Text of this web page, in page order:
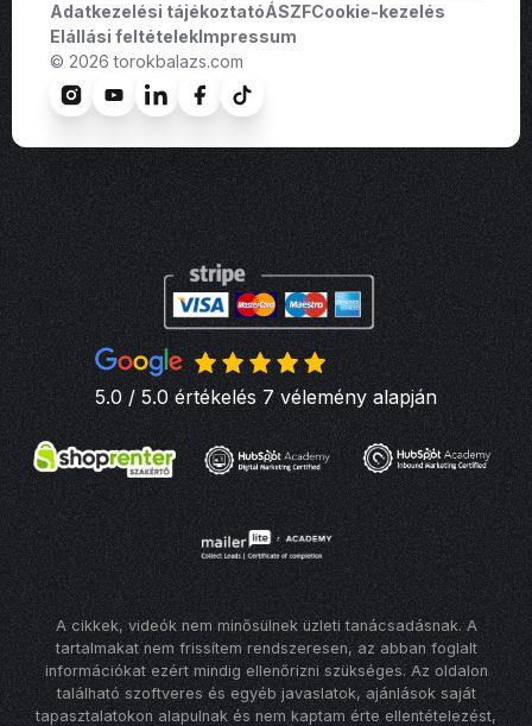
Adatkezelési tájékoztatóÁSZFCookie-kezelés
Elállási feltételek Impressum
© 2026 torokbalazs.com
5.0 / 5.0 értékelés 7 vélemény alapján
A cikkek, videók nem minősülnek üzleti tanácsadásnak. A
tartalmakat nem frissítem rendszeresen, az abban foglalt
információkat ezért mindig ellenőrizni szükséges. Az oldalon
található szoftveres és egyéb javaslatok, ajánlások saját
tapasztalatokon alapulnak és nem kaptam érte ellentételezést,